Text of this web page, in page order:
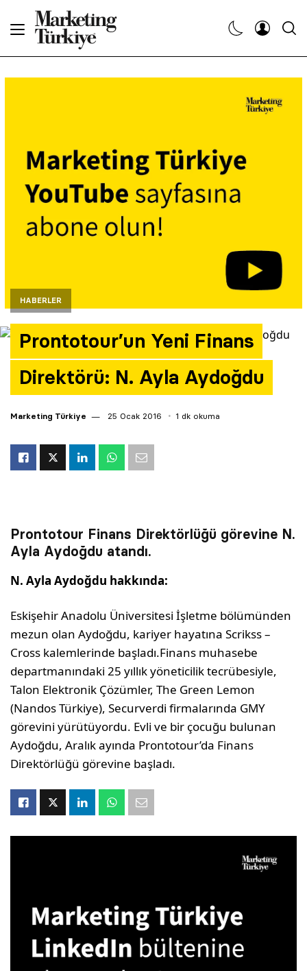
HABERLER
Prontotour’un Yeni Finans
Direktörü: N. Ayla Aydoğdu
Marketing Türkiye 25 Ocak 2016 1 dk okuma
Prontotour Finans Direktörlüğü görevine N.
Ayla Aydoğdu atandı.
N. Ayla Aydoğdu hakkında:
Eskişehir Anadolu Üniversitesi İşletme bölümünden
mezun olan Aydoğdu, kariyer hayatına Scrikss –
Cross kalemlerinde başladı.Finans muhasebe
departmanındaki 25 yıllık yöneticilik tecrübesiyle,
Talon Elektronik Çözümler, The Green Lemon
(Nandos Türkiye), Securverdi firmalarında GMY
görevini yürütüyordu. Evli ve bir çocuğu bulunan
Aydoğdu, Aralık ayında Prontotour’da Finans
Direktörlüğü görevine başladı.
Dergiler
Etkinlikler
Yazarlar
Araştırma